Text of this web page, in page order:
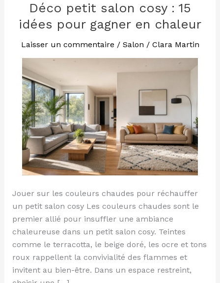
Déco petit salon cosy : 15
idées pour gagner en chaleur
Laisser un commentaire / Salon / Clara Martin
Jouer sur les couleurs chaudes pour réchauffer
un petit salon cosy Les couleurs chaudes sont le
premier allié pour insuffler une ambiance
chaleureuse dans un petit salon cosy. Teintes
comme le terracotta, le beige doré, les ocre et tons
roux rappellent la convivialité des flammes et
invitent au bien-être. Dans un espace restreint,
petit
salon
cosy
idées
pour
gagner
chaleur